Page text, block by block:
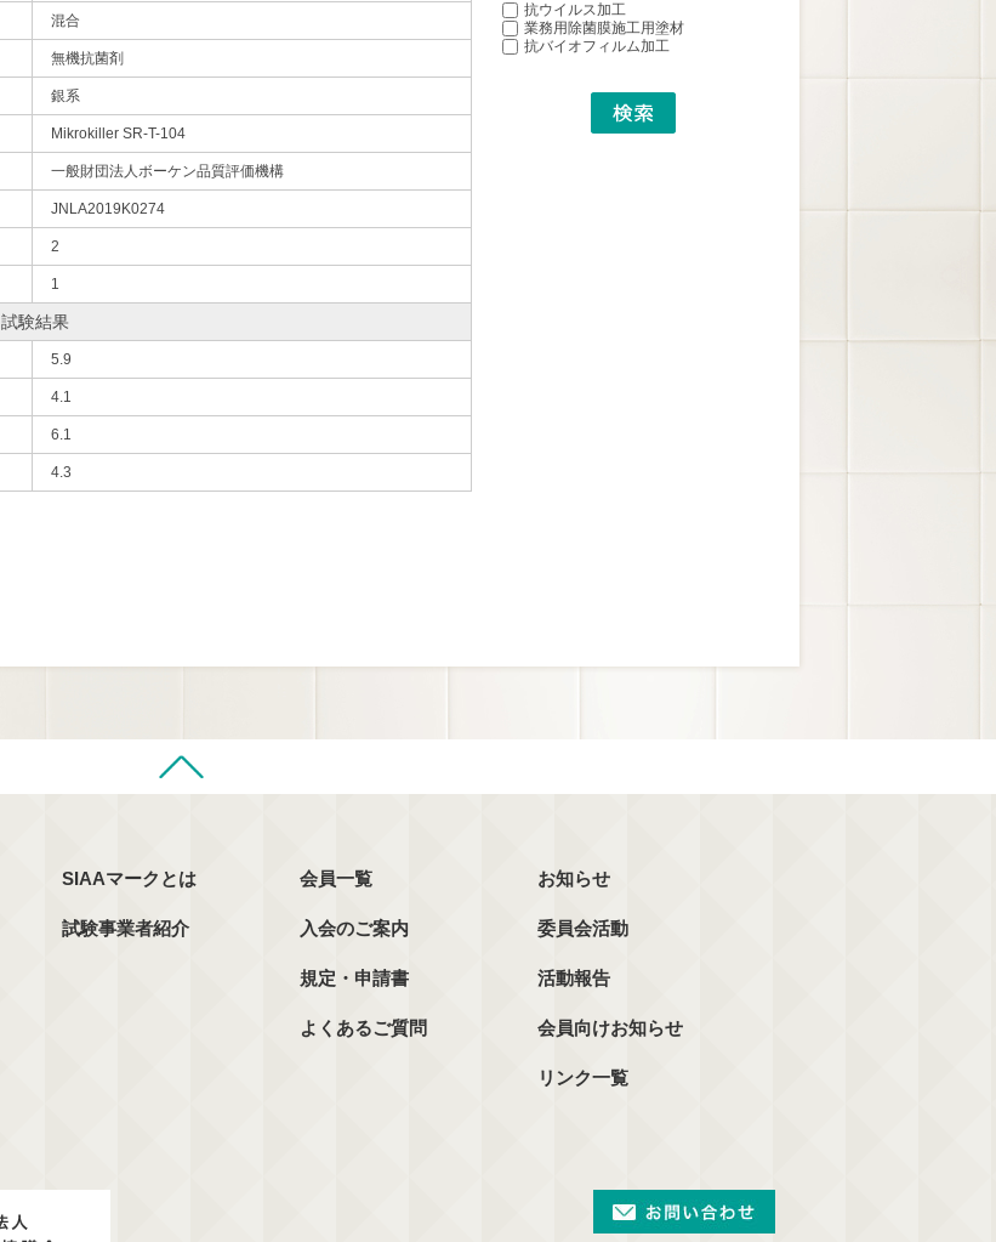
混合
無機抗菌剤
銀系
Mikrokiller SR-T-104
一般財団法人ボーケン品質評価機構
JNLA2019K0274
2
1
試験結果
5.9
4.1
6.1
4.3
抗ウイルス加工
業務用除菌膜施工用塗材
抗バイオフィルム加工
SIAAマークとは
試験事業者紹介
会員一覧
入会のご案内
規定・申請書
よくあるご質問
お知らせ
委員会活動
活動報告
会員向けお知らせ
リンク一覧